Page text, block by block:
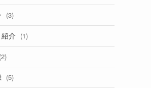
(3)
介 (1)
(2)
(5)